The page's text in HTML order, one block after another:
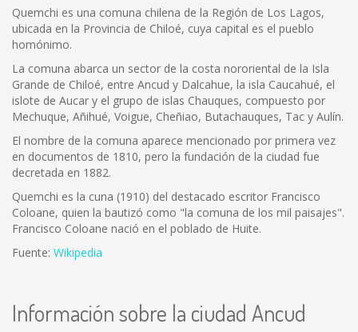
Quemchi es una comuna chilena de la Región de Los Lagos,
ubicada en la Provincia de Chiloé, cuya capital es el pueblo
homónimo.
La comuna abarca un sector de la costa nororiental de la Isla
Grande de Chiloé, entre Ancud y Dalcahue, la isla Caucahué, el
islote de Aucar y el grupo de islas Chauques, compuesto por
Mechuque, Añihué, Voigue, Cheñiao, Butachauques, Tac y Aulín.
El nombre de la comuna aparece mencionado por primera vez
en documentos de 1810, pero la fundación de la ciudad fue
decretada en 1882.
Quemchi es la cuna (1910) del destacado escritor Francisco
Coloane, quien la bautizó como "la comuna de los mil paisajes".
Francisco Coloane nació en el poblado de Huite.
Fuente: Wikipedia
Información sobre la ciudad Ancud